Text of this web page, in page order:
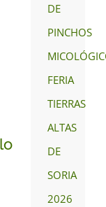
DE
PINCHOS
FERIA
TIERRAS
ALTAS
DE
SORIA
2026